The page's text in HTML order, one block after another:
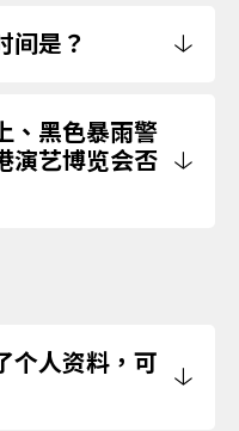
间是？
、黑色暴雨警
演艺博览会否
个人资料，可